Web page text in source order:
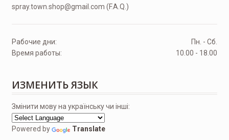
spray.town.shop@gmail.com (F.A.Q.)
Рабочие дни:
Пн. - Сб.
Время работы:
10.00 - 18.00
ИЗМЕНИТЬ ЯЗЫК
Змінити мову на українську чи інші:
Powered by Translate